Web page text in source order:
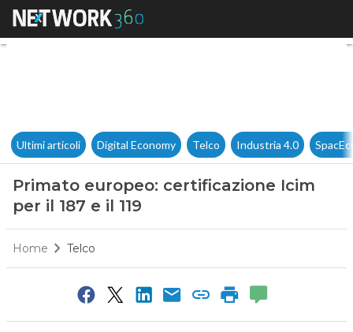
Primato europeo:
Ultimi articoli Digital Economy Telco Industria 4.0
Primato europeo: certificazione Icim
per il 187 e il 119
Home Telco